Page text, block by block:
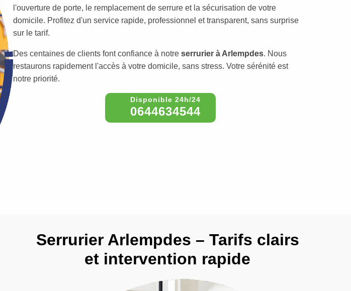
l'ouverture de porte, le remplacement de serrure et la sécurisation de votre
domicile. Profitez d'un service rapide, professionnel et transparent, sans surprise
sur le tarif.
Des centaines de clients font confiance à notre serrurier à Arlempdes. Nous
restaurons rapidement l'accès à votre domicile, sans stress. Votre sérénité est
notre priorité.
0644634544
Serrurier Arlempdes – Tarifs clairs
et intervention rapide